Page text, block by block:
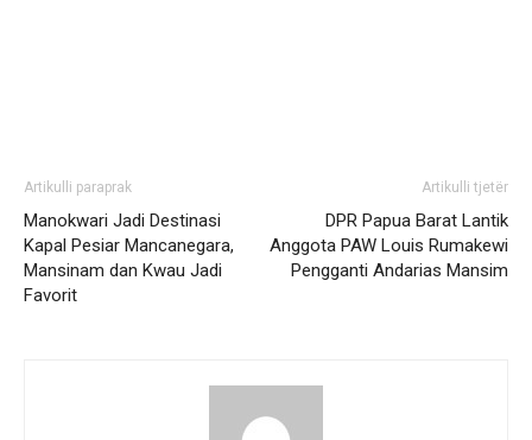
Artikulli paraprak
Manokwari Jadi Destinasi
Kapal Pesiar Mancanegara,
Mansinam dan Kwau Jadi
Favorit
Artikulli tjetër
DPR Papua Barat Lantik
Anggota PAW Louis Rumakewi
Pengganti Andarias Mansim